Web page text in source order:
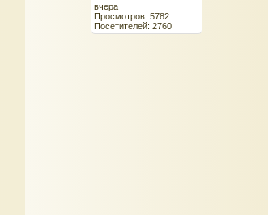
вчера
Просмотров: 5782
Посетителей: 2760